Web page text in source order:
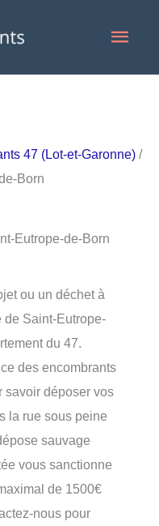
47 (Lot-et-Garonne) /
Born
Eutrope-de-Born
ou un déchet à
de Saint-Eutrope-
du 47.
des encombrants
savoir déposer vos
la rue sous peine
sauvage
vous sanctionne
de 1500€
nous pour